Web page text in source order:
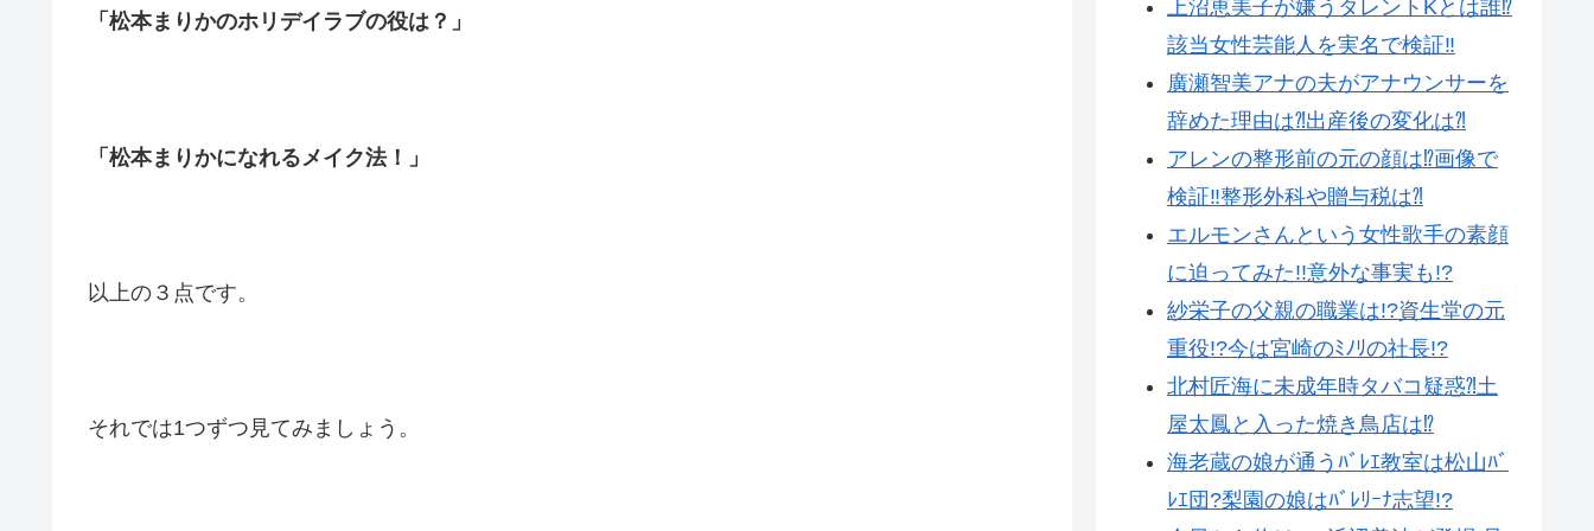
「松本まりかのホリデイラブの役は？」
「松本まりかになれるメイク法！」
以上の３点です。
それでは1つずつ見てみましょう。
上沼恵美子が嫌うタレントKとは誰⁉︎
該当女性芸能人を実名で検証‼︎
廣瀬智美アナの夫がアナウンサーを
辞めた理由は⁈出産後の変化は⁈
アレンの整形前の元の顔は⁉︎画像で
検証‼︎整形外科や贈与税は⁈
エルモンさんという女性歌手の素顔
に迫ってみた!!意外な事実も!?
紗栄子の父親の職業は!?資生堂の元
重役!?今は宮崎のﾐﾉﾘの社長!?
北村匠海に未成年時タバコ疑惑⁈土
屋太鳳と入った焼き鳥店は⁉︎
海老蔵の娘が通うﾊﾞﾚｴ教室は松山ﾊﾞ
ﾚｴ団?梨園の娘はﾊﾞﾚﾘｰﾅ志望!?